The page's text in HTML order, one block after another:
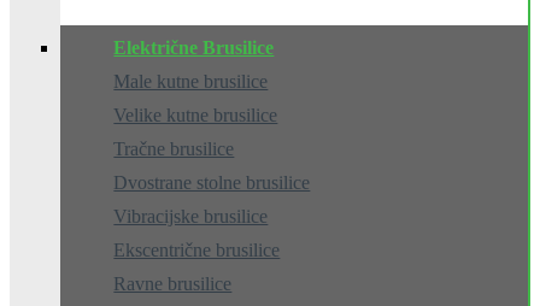
Električne Brusilice
Male kutne brusilice
Velike kutne brusilice
Tračne brusilice
Dvostrane stolne brusilice
Vibracijske brusilice
Ekscentrične brusilice
Ravne brusilice